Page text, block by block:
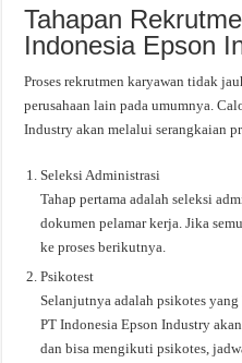
Tahapan
Indonesia Epson
Proses rekrutmen karyawan tidak
perusahaan lain pada umumnya.
Industry akan melalui serangkaian
Seleksi Administrasi
Tahap pertama adalah seleksi
dokumen pelamar kerja. Jika
ke proses berikutnya.
Psikotest
Selanjutnya adalah psikotes
PT Indonesia Epson Industry
dan bisa mengikuti psikotes,